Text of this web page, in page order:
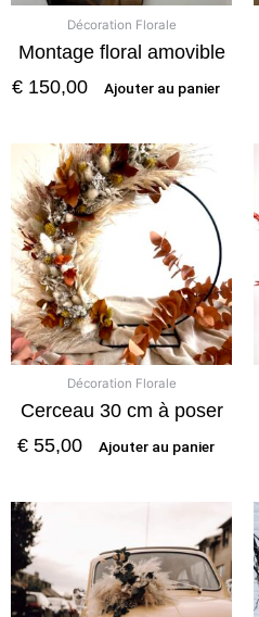
Décoration Florale
Montage floral amovible
€ 150,00 Ajouter au panier
Décoration Florale
Cerceau 30 cm à poser
€ 55,00 Ajouter au panier